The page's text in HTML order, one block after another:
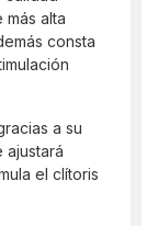
alta
consta
a su
ajustará
el clítoris